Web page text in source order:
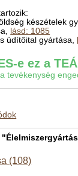
készételek
lásd: 1085
üdítőital gyártása,
e ez a
tevékenység
(108)